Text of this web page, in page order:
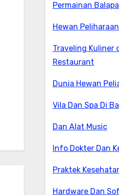
Permainan
Hewan
Traveling Kuliner
Restaurant
Dunia Hewan
Vila Dan Spa Di
Dan Alat Music
Info Dokter Dan
Praktek
Hardware Dan